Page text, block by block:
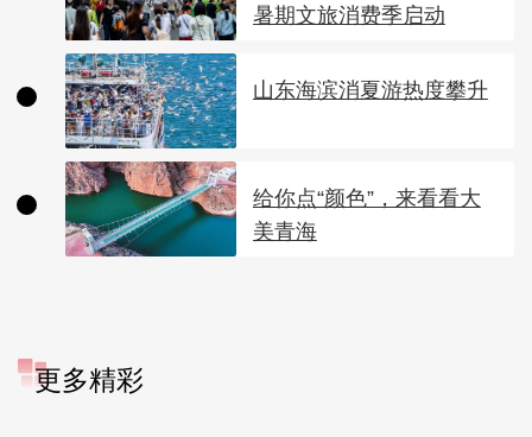
暑期文旅消费季启动
山东海滨消夏游热度攀升
给你点“颜色”，来看看大
美青海
更多精彩